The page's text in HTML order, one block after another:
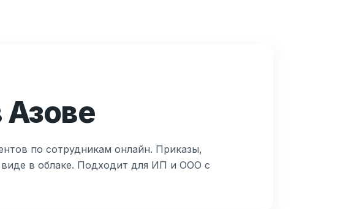
по сотрудникам онлайн. Приказы,
виде в облаке. Подходит для ИП и ООО с